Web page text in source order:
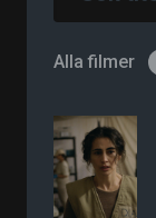
Alla filmer